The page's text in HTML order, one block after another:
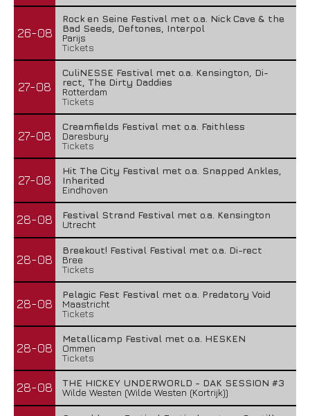
26-08
Rock en Seine Festival met o.a. Nick Cave & the
Bad Seeds, Deftones, Interpol
Parijs
Tickets
27-08
CuliNESSE Festival met o.a. Kensington, Di-
rect, The Dirty Daddies
Rotterdam
Tickets
27-08
Creamfields Festival met o.a. Faithless
Daresbury
Tickets
27-08
Hit The City Festival met o.a. Snapped Ankles,
Inherited
Eindhoven
28-08
Festival Strand Festival met o.a. Kensington
Utrecht
28-08
Breekout! Festival Festival met o.a. Di-rect
Bree
Tickets
28-08
Pelagic Fest Festival met o.a. Predatory Void
Maastricht
Tickets
28-08
Metallicamp Festival met o.a. HESKEN
Ommen
Tickets
28-08
THE HICKEY UNDERWORLD - DAK SESSION #3
Wilde Westen (Wilde Westen (Kortrijk))